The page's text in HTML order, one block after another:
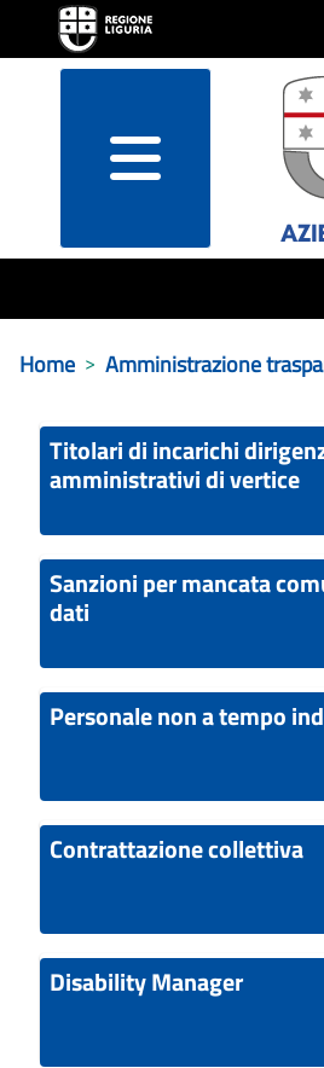
Home Amministrazione
Titolari di incarichi
amministrativi di vertice
Sanzioni per mancata
dati
Personale non a tempo
Contrattazione collettiva
Disability Manager